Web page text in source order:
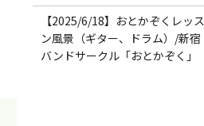
【2025/6/18】おとかぞくレッス
ン風景（ギター、ドラム）/新宿
バンドサークル「おとかぞく」